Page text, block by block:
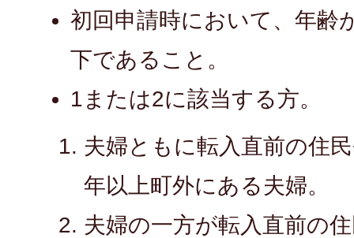
初回申請時において、年齢
下であること。
1または2に該当する方。
夫婦ともに転入直前の住
年以上町外にある夫婦。
夫婦の一方が転入直前の